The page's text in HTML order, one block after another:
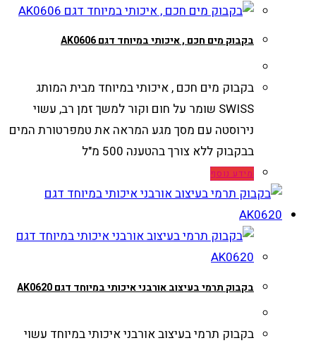
בקבוק מים חכם , איכותי במיוחד דגם AK0606
בקבוק מים חכם , איכותי במיוחד מבית המותג
SWISS שומר על חום וקור למשך זמן רב, עשוי
נירוסטה עם מסך מגע המראה את טמפרטורת המים
בבקבוק ללא צורך בהטענה 500 מ"ל
מידע נוסף
בקבוק תרמי בעיצוב אורבני איכותי במיוחד דגם AK0620
בקבוק תרמי בעיצוב אורבני איכותי במיוחד עשוי